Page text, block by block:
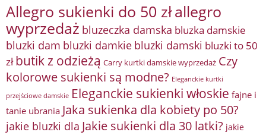
Allegro sukienki do 50 złallegro
wyprzedaż bluzeczka damska bluzka damskie
bluzki dam bluzki damkie bluzki damski bluzki to 50
zł butik z odzieżą Carry kurtki damskie wyprzedaż Czy
kolorowe sukienki są modne? Eleganckie kurtki
przejściowe damskie Eleganckie sukienki włoskie fajne i
tanie ubrania Jaka sukienka dla kobiety po 50?
jakie bluzki dla Jakie sukienki dla 30 latki? jakie